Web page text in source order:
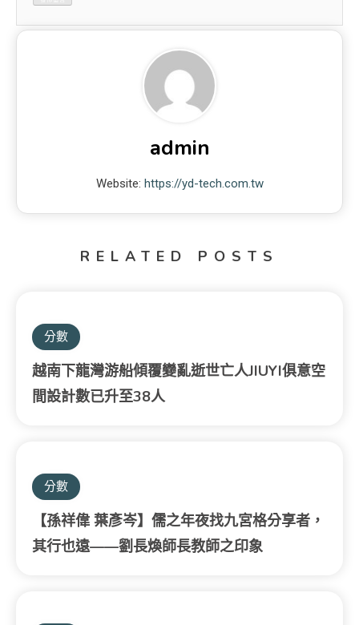
admin
Website: https://yd-tech.com.tw
RELATED POSTS
分數
越南下龍灣游船傾覆變亂逝世亡人JIUYI俱意空
間設計數已升至38人
分數
【孫祥偉 葉彥岑】儒之年夜找九宮格分享者，
其行也遠——劉長煥師長教師之印象